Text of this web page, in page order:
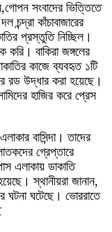
সংবাদের ভিত্তিতে
কাঁচাবাজারের
প্রস্তুতি নিচ্ছিল।
করি। বাকিরা জঙ্গলের
কাজে ব্যবহৃত ১টি
রড উদ্ধার করা হয়েছে।
হাজির করে প্রেস
বাসিন্দা। তাদের
গ্রেপ্তারে
এলাকায় ডাকাতি
স্থানীয়রা জানান,
ঘটনা ঘটেছে। ভোররাতে